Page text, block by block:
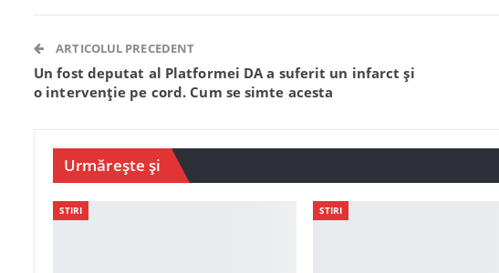
ARTICOLUL PRECEDENT
Un fost deputat al Platformei DA a suferit un infarct și
o intervenție pe cord. Cum se simte acesta
Urmărește și
STIRI STIRI